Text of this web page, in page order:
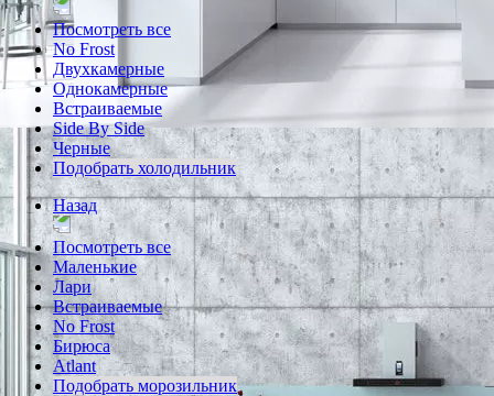
Посмотреть все
No Frost
Двухкамерные
Однокамерные
Встраиваемые
Side By Side
Черные
Подобрать холодильник
Назад
Посмотреть все
Маленькие
Лари
Встраиваемые
No Frost
Бирюса
Atlant
Подобрать морозильник